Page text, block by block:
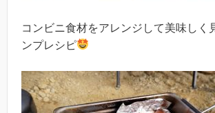
コンビニ食材をアレンジして美味しく
ンプレシピ